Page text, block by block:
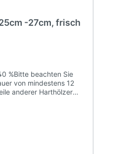
-27cm, frisch
%Bitte beachten Sie
von mindestens 12
anderer Harthölzer